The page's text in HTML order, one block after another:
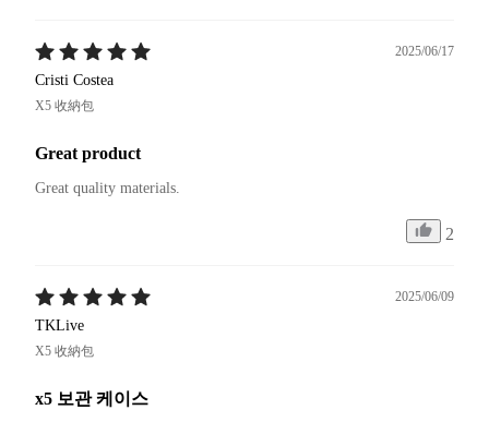
2025/06/17
Cristi Costea
X5 收納包
Great product
2
2025/06/09
TKLive
X5 收納包
x5 보관 케이스